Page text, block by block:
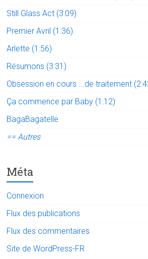
Still Glass Act (3:09)
Premier Avril (1:36)
Arlette (1:56)
Résumons (3:31)
Obsession en cours ...de traitement
Ça commence par Baby (1:12)
BagaBagatelle
== Autres
Méta
Connexion
Flux des publications
Flux des commentaires
Site de WordPress-FR